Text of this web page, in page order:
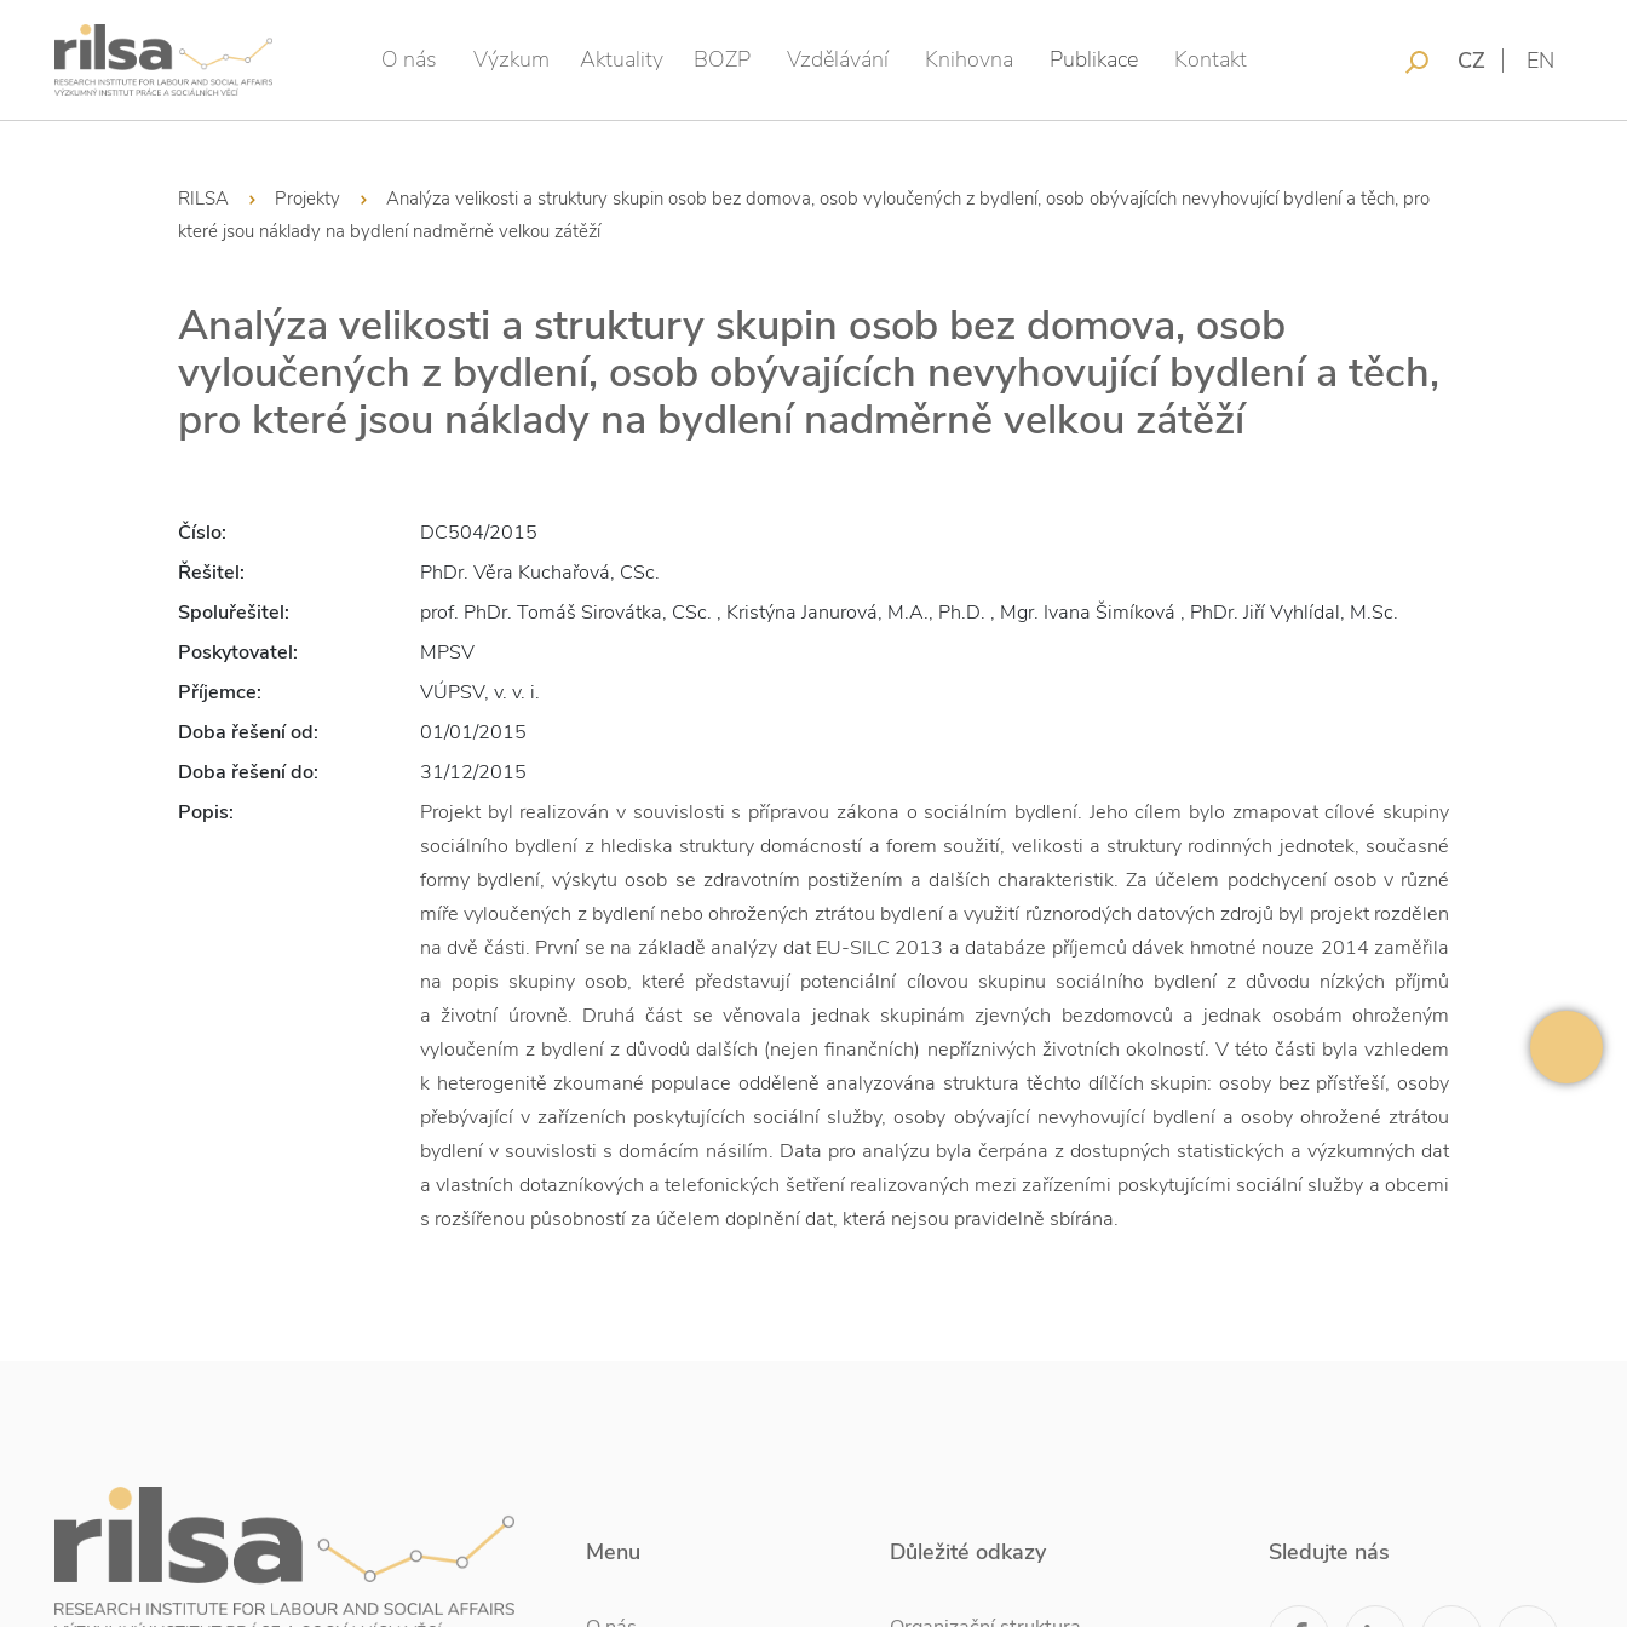
O nás Výzkum Aktuality BOZP Vzdělávání Knihovna Publikace Kontakt CZ EN
RILSA Projekty
Analýza velikosti a struktury skupin osob bez domova, osob vyloučených z bydlení, osob obývajících nevyhovující bydlení a těch, pro
které jsou náklady na bydlení nadměrně velkou zátěží
Analýza velikosti a struktury skupin osob bez domova, osob
vyloučených z bydlení, osob obývajících nevyhovující bydlení a těch,
pro které jsou náklady na bydlení nadměrně velkou zátěží
Číslo:
DC504/2015
Řešitel:
PhDr. Věra Kuchařová, CSc.
Spoluřešitel:
prof. PhDr. Tomáš Sirovátka, CSc. , Kristýna Janurová, M.A., Ph.D. , Mgr. Ivana Šimíková , PhDr. Jiří Vyhlídal, M.Sc.
Poskytovatel:
MPSV
Příjemce:
VÚPSV, v. v. i.
Doba řešení od:
01/01/2015
Doba řešení do:
31/12/2015
Popis:
Projekt byl realizován v souvislosti s přípravou zákona o sociálním bydlení. Jeho cílem bylo zmapovat cílové skupiny
sociálního bydlení z hlediska struktury domácností a forem soužití, velikosti a struktury rodinných jednotek, současné
formy bydlení, výskytu osob se zdravotním postižením a dalších charakteristik. Za účelem podchycení osob v různé
míře vyloučených z bydlení nebo ohrožených ztrátou bydlení a využití různorodých datových zdrojů byl projekt rozdělen
na dvě části. První se na základě analýzy dat EU-SILC 2013 a databáze příjemců dávek hmotné nouze 2014 zaměřila
na popis skupiny osob, které představují potenciální cílovou skupinu sociálního bydlení z důvodu nízkých příjmů
a životní úrovně. Druhá část se věnovala jednak skupinám zjevných bezdomovců a jednak osobám ohroženým
vyloučením z bydlení z důvodů dalších (nejen finančních) nepříznivých životních okolností. V této části byla vzhledem
k heterogenitě zkoumané populace odděleně analyzována struktura těchto dílčích skupin: osoby bez přístřeší, osoby
přebývající v zařízeních poskytujících sociální služby, osoby obývající nevyhovující bydlení a osoby ohrožené ztrátou
bydlení v souvislosti s domácím násilím. Data pro analýzu byla čerpána z dostupných statistických a výzkumných dat
a vlastních dotazníkových a telefonických šetření realizovaných mezi zařízeními poskytujícími sociální služby a obcemi
s rozšířenou působností za účelem doplnění dat, která nejsou pravidelně sbírána.
Menu Důležité odkazy Sledujte nás